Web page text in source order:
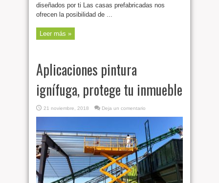
diseñados por ti Las casas prefabricadas nos
ofrecen la posibilidad de ...
Leer más »
Aplicaciones pintura
ignífuga, protege tu inmueble
21 noviembre, 2018 Deja un comentario